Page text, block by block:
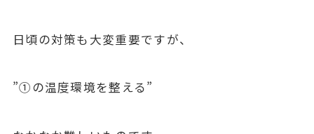
日頃の対策も大変重要ですが、
”①の温度環境を整える”